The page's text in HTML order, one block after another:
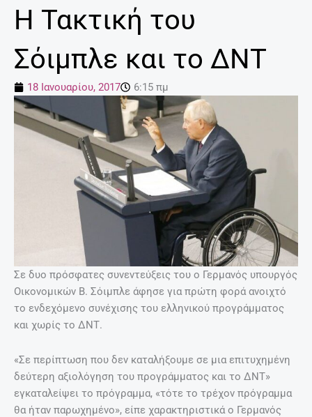
Η Τακτική του
Σόιμπλε και το ΔΝΤ
18 Ιανουαρίου, 2017 6:15 πμ
Σε δυο πρόσφατες συνεντεύξεις του ο Γερμανός υπουργός
Οικονομικών Β. Σόιμπλε άφησε για πρώτη φορά ανοιχτό
το ενδεχόμενο συνέχισης του ελληνικού προγράμματος
και χωρίς το ΔΝΤ.
«Σε περίπτωση που δεν καταλήξουμε σε μια επιτυχημένη
δεύτερη αξιολόγηση του προγράμματος και το ΔΝΤ»
εγκαταλείψει το πρόγραμμα, «τότε το τρέχον πρόγραμμα
θα ήταν παρωχημένο», είπε χαρακτηριστικά ο Γερμανός